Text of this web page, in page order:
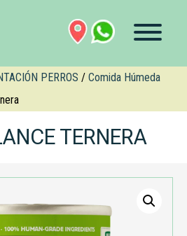
PERROS / Comida Húmeda
TERNERA